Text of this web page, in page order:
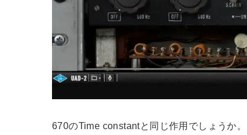
670のTime constantと同じ作用でしょうか。